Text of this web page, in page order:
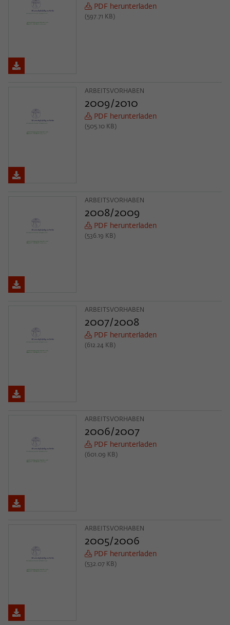
PDF herunterladen
(597.71 KB)
ARBEITSVORHABEN
2009/2010
PDF herunterladen
(505.10 KB)
ARBEITSVORHABEN
2008/2009
PDF herunterladen
(536.19 KB)
ARBEITSVORHABEN
2007/2008
PDF herunterladen
(612.24 KB)
ARBEITSVORHABEN
2006/2007
PDF herunterladen
(601.09 KB)
ARBEITSVORHABEN
2005/2006
PDF herunterladen
(532.07 KB)